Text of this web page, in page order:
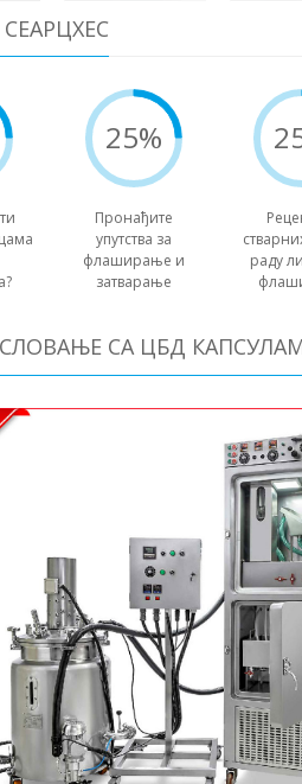
25%
Пронађите
упутства за
флаширање и
затварање
раду
СА ЦБД